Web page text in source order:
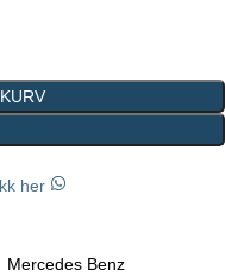
her
Mercedes Benz